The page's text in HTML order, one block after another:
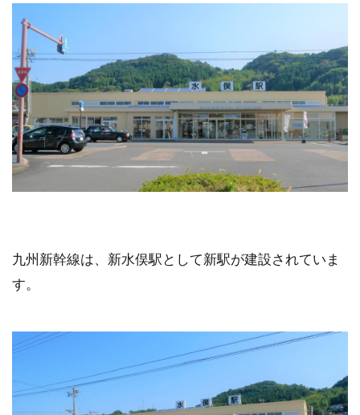
九州新幹線は、新水俣駅として新駅が建設されていま
す。